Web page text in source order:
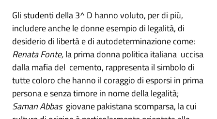
Gli studenti della 3^ D hanno voluto, per di più,
includere anche le donne esempio di legalità, di
desiderio di libertà e di autodeterminazione come:
Renata Fonte,la prima donna politica italiana uccisa
dalla mafia del cemento, rappresenta il simbolo di
tutte coloro che hanno il coraggio di esporsi in prima
persona e senza timore in nome della legalità;
Saman Abbasgiovane pakistana scomparsa, la cui